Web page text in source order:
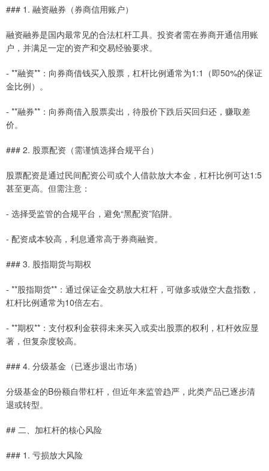
### 1. 融资融券（券商信用账户）
融资融券是国内最常见的合法杠杆工具。投资者需在券商开通信用账
户，并满足一定的资产和交易经验要求。
- **融资**：向券商借钱买入股票，杠杆比例通常为1:1（即50%的保证
金比例）。
- **融券**：向券商借入股票卖出，待股价下跌后买回归还，赚取差
价。
### 2. 股票配资（需谨慎选择合规平台）
股票配资是通过民间配资公司或个人借款放大本金，杠杆比例可达1:5
甚至更高。但需注意：
- 选择受监管的合规平台，避免“黑配资”陷阱。
- 配资成本较高，利息通常高于券商融资。
### 3. 股指期货与期权
- **股指期货**：通过保证金交易放大杠杆，可做多或做空大盘指数，
杠杆比例通常为10倍左右。
- **期权**：支付权利金获得未来买入或卖出股票的权利，杠杆效应显
著，但复杂度较高。
### 4. 分级基金（已逐步退出市场）
分级基金的B份额自带杠杆，但近年来监管趋严，此类产品已逐步清
退或转型。
## 二、加杠杆的核心风险
### 1. 亏损放大风险